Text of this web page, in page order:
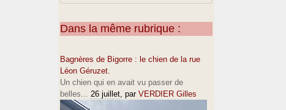
Dans la même rubrique :
Bagnères de Bigorre : le chien de la rue
Léon Géruzet.
Un chien qui en avait vu passer de
belles... 26 juillet, par VERDIER Gilles